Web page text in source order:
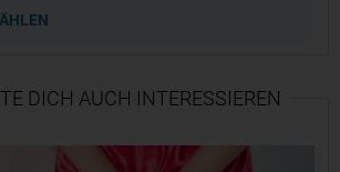
DICH AUCH INTERESSIEREN